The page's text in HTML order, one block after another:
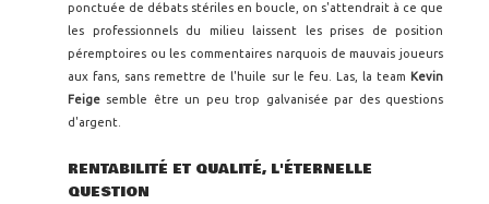
ponctuée de débats stériles en boucle, on s'attendrait à ce que
les professionnels du milieu laissent les prises de position
péremptoires ou les commentaires narquois de mauvais joueurs
aux fans, sans remettre de l'huile sur le feu. Las, la team Kevin
Feige semble être un peu trop galvanisée par des questions
d'argent.
RENTABILITÉ ET QUALITÉ, L'ÉTERNELLE
QUESTION